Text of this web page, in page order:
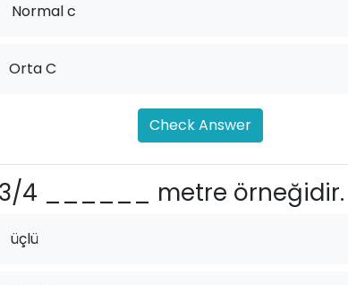
Normal c
Orta C
Check Answer
3/4 ______ metre örneğidir.
üçlü